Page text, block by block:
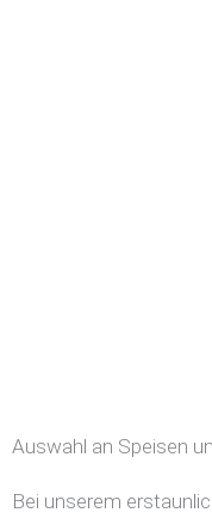
Auswahl an Speisen
Bei unserem